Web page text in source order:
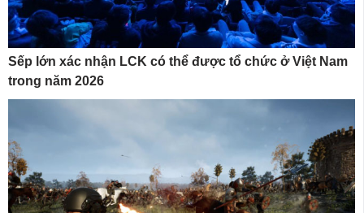
Sếp lớn xác nhận LCK có thể được tổ chức ở Việt Nam
trong năm 2026